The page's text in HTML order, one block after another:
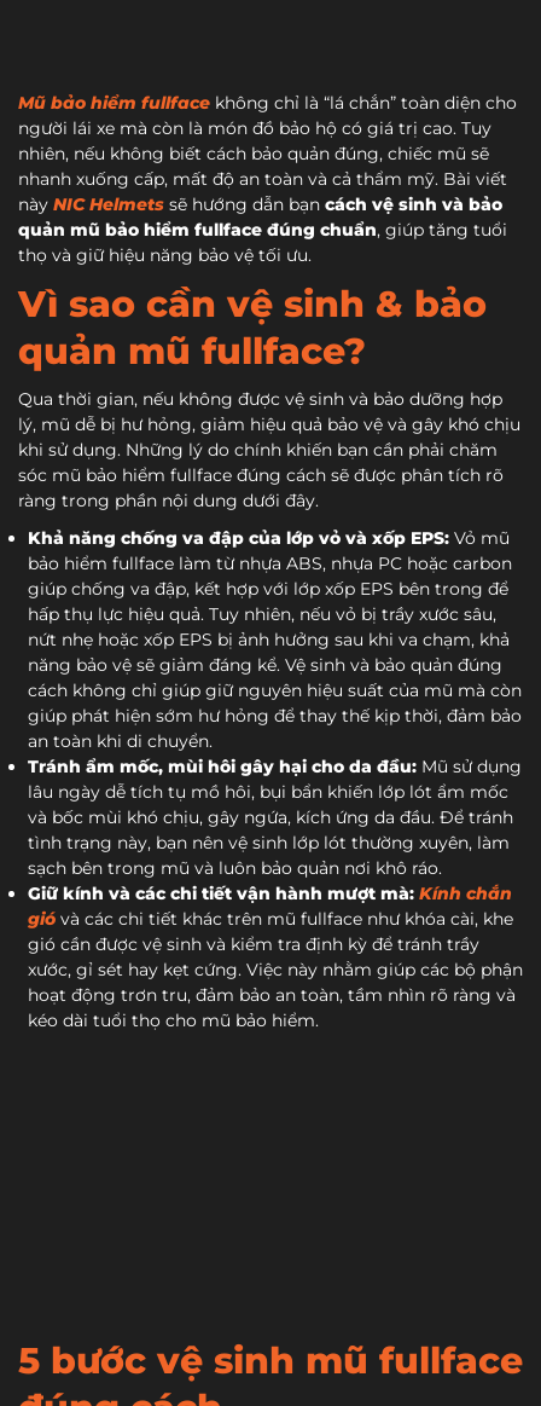
Mũ bảo hiểm fullface không chỉ là “lá chắn” toàn diện cho
người lái xe mà còn là món đồ bảo hộ có giá trị cao. Tuy
nhiên, nếu không biết cách bảo quản đúng, chiếc mũ sẽ
nhanh xuống cấp, mất độ an toàn và cả thẩm mỹ. Bài viết
này NIC Helmets sẽ hướng dẫn bạn cách vệ sinh và bảo
quản mũ bảo hiểm fullface đúng chuẩn, giúp tăng tuổi
thọ và giữ hiệu năng bảo vệ tối ưu.
Vì sao cần vệ sinh & bảo
quản mũ fullface?
Qua thời gian, nếu không được vệ sinh và bảo dưỡng hợp
lý, mũ dễ bị hư hỏng, giảm hiệu quả bảo vệ và gây khó chịu
khi sử dụng. Những lý do chính khiến bạn cần phải chăm
sóc mũ bảo hiểm fullface đúng cách sẽ được phân tích rõ
ràng trong phần nội dung dưới đây.
Khả năng chống va đập của lớp vỏ và xốp EPS: Vỏ mũ
bảo hiểm fullface làm từ nhựa ABS, nhựa PC hoặc carbon
giúp chống va đập, kết hợp với lớp xốp EPS bên trong để
hấp thụ lực hiệu quả. Tuy nhiên, nếu vỏ bị trầy xước sâu,
nứt nhẹ hoặc xốp EPS bị ảnh hưởng sau khi va chạm, khả
năng bảo vệ sẽ giảm đáng kể. Vệ sinh và bảo quản đúng
cách không chỉ giúp giữ nguyên hiệu suất của mũ mà còn
giúp phát hiện sớm hư hỏng để thay thế kịp thời, đảm bảo
an toàn khi di chuyển.
Tránh ẩm mốc, mùi hôi gây hại cho da đầu: Mũ sử dụng
lâu ngày dễ tích tụ mồ hôi, bụi bẩn khiến lớp lót ẩm mốc
và bốc mùi khó chịu, gây ngứa, kích ứng da đầu. Để tránh
tình trạng này, bạn nên vệ sinh lớp lót thường xuyên, làm
sạch bên trong mũ và luôn bảo quản nơi khô ráo.
Giữ kính và các chi tiết vận hành mượt mà: Kính chắn
gió và các chi tiết khác trên mũ fullface như khóa cài, khe
gió cần được vệ sinh và kiểm tra định kỳ để tránh trầy
xước, gỉ sét hay kẹt cứng. Việc này nhằm giúp các bộ phận
hoạt động trơn tru, đảm bảo an toàn, tầm nhìn rõ ràng và
kéo dài tuổi thọ cho mũ bảo hiểm.
5 bước vệ sinh mũ fullface